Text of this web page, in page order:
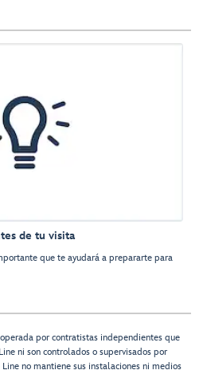
de tu visita
que te ayudará a prepararte para
por contratistas independientes que
ni son controlados o supervisados por
no mantiene sus instalaciones ni medios